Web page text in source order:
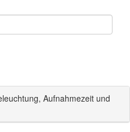
Aufnahmezeit und